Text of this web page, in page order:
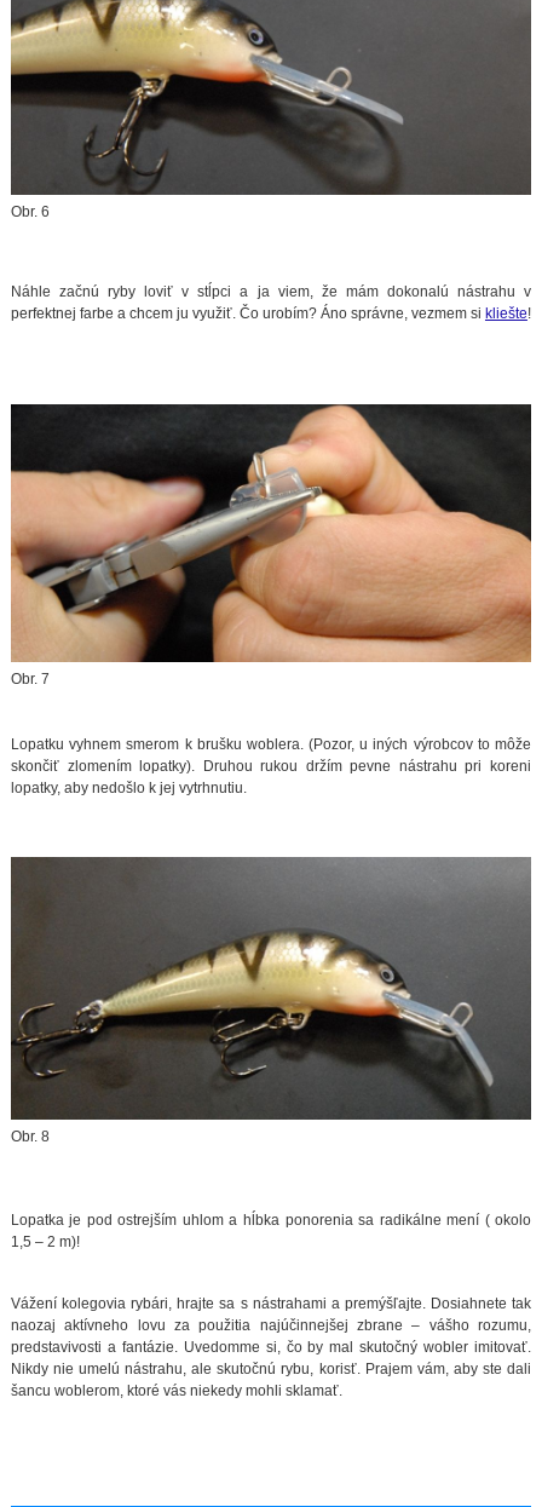
Obr. 6
Náhle začnú ryby loviť v stĺpci a ja viem, že mám dokonalú nástrahu v
perfektnej farbe a chcem ju využiť. Čo urobím? Áno správne, vezmem si kliešte!
Obr. 7
Lopatku vyhnem smerom k brušku woblera. (Pozor, u iných výrobcov to môže
skončiť zlomením lopatky). Druhou rukou držím pevne nástrahu pri koreni
lopatky, aby nedošlo k jej vytrhnutiu.
Obr. 8
Lopatka je pod ostrejším uhlom a hĺbka ponorenia sa radikálne mení ( okolo
1,5 – 2 m)!
Vážení kolegovia rybári, hrajte sa s nástrahami a premýšľajte. Dosiahnete tak
naozaj aktívneho lovu za použitia najúčinnejšej zbrane – vášho rozumu,
predstavivosti a fantázie. Uvedomme si, čo by mal skutočný wobler imitovať.
Nikdy nie umelú nástrahu, ale skutočnú rybu, korisť. Prajem vám, aby ste dali
šancu woblerom, ktoré vás niekedy mohli sklamať.